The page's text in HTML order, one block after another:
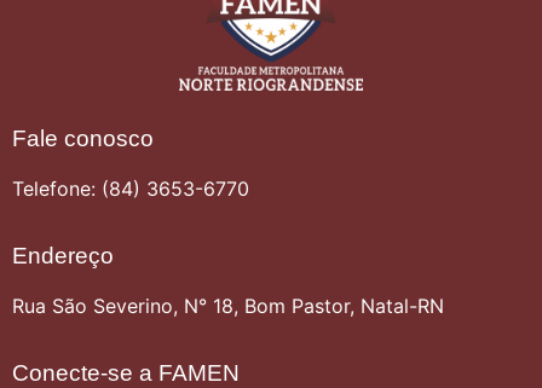
Fale conosco
Telefone: (84) 3653-6770
Endereço
Rua São Severino, N° 18, Bom Pastor, Natal-RN
Conecte-se a FAMEN